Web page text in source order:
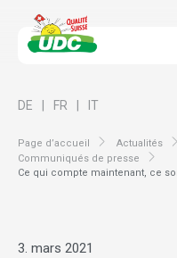
Page d’accueil Actualités
Communiqués de presse
Ce qui compte maintenant, ce
DE FR IT
3. mars 2021